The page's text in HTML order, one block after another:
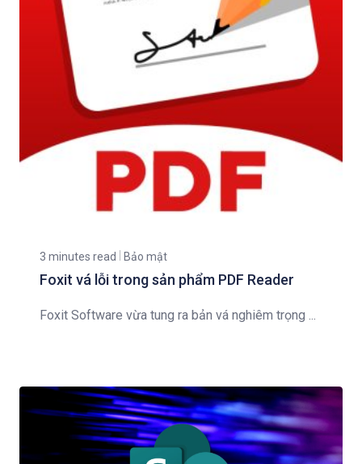
3 minutes read Bảo mật
Foxit vá lỗi trong sản phẩm PDF Reader
Foxit Software vừa tung ra bản vá nghiêm trọng ...